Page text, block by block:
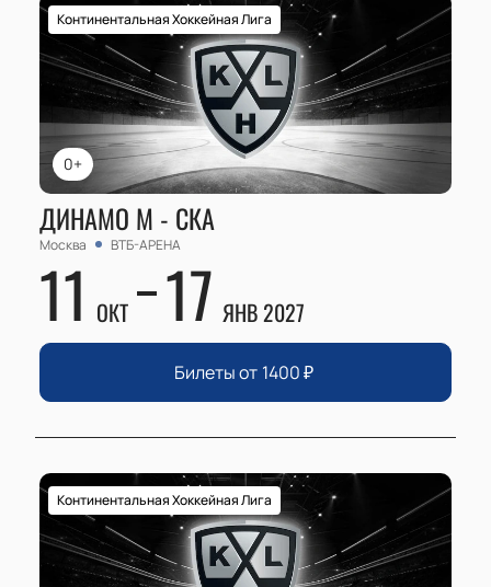
0+
Континентальная Хоккейная Лига
ДИНАМО М - СКА
Москва ВТБ-АРЕНА
11 ОКТ 17 ЯНВ 2027
Билеты от 1400₽
Континентальная Хоккейная Лига